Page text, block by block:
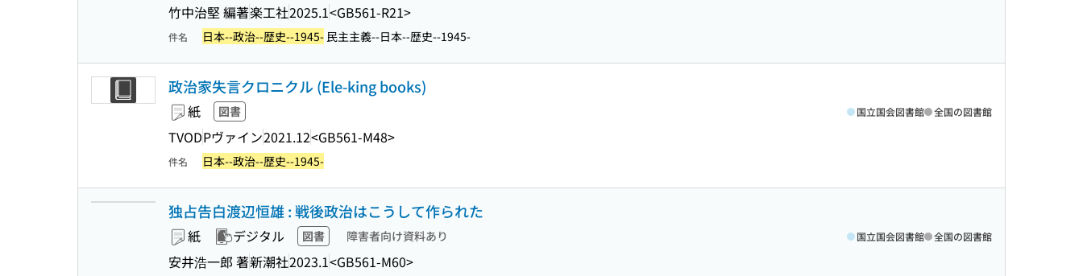
竹中治堅 編著楽工社2025.1<GB561-R21>
件名 日本--政治--歴史--1945- 民主主義--日本--歴史--1945-
政治家失言クロニクル (Ele-king books)
紙 図書
TVODPヴァイン2021.12<GB561-M48>
国立国会図書館 全国の図書館
件名 日本--政治--歴史--1945-
独占告白渡辺恒雄 : 戦後政治はこうして作られた
紙 デジタル 図書 障害者向け資料あり
安井浩一郎 著新潮社2023.1<GB561-M60>
国立国会図書館 全国の図書館